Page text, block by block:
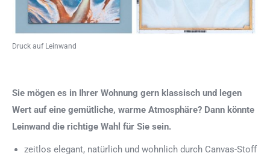
Druck auf Leinwand
Sie mögen es in Ihrer Wohnung gern klassisch und legen
Wert auf eine gemütliche, warme Atmosphäre? Dann könnte
Leinwand die richtige Wahl für Sie sein.
zeitlos elegant, natürlich und wohnlich durch Canvas-Stoff